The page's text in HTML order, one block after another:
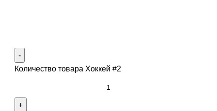
Количество товара Хоккей #2